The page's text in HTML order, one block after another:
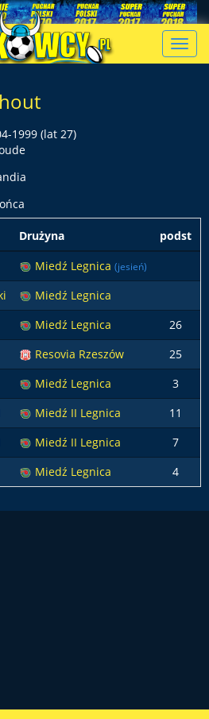
1999 (lat 27)
Drużyna podst
Miedź Legnica (jesień)
Miedź Legnica
Miedź Legnica
26
Resovia Rzeszów
25
Miedź Legnica
3
Miedź II Legnica
11
Miedź II Legnica
7
Miedź Legnica 4